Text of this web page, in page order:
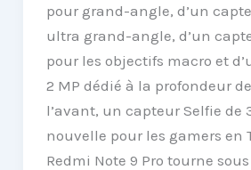
pour grand-angle, d’un
ultra grand-angle, d’un
pour les objectifs macro et
2 MP dédié à la profondeur
l’avant, un capteur Selfie de
nouvelle pour les gamers en
Redmi Note 9 Pro tourne